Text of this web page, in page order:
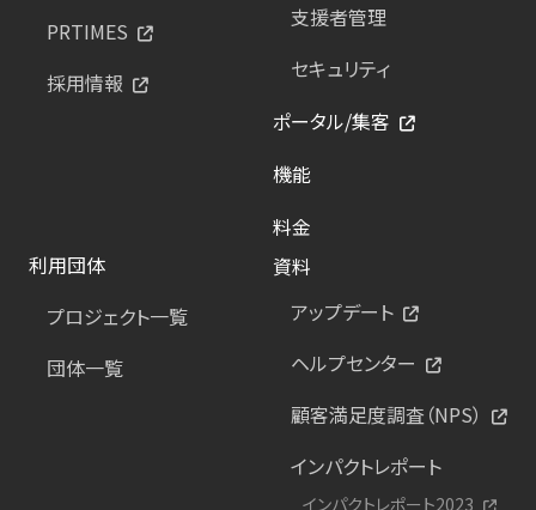
PRTIMES
採用情報
支援者管理
セキュリティ
ポータル/集客
機能
料金
利用団体
プロジェクト一覧
団体一覧
資料
アップデート
ヘルプセンター
顧客満足度調査（NPS）
インパクトレポート
インパクトレポート2023